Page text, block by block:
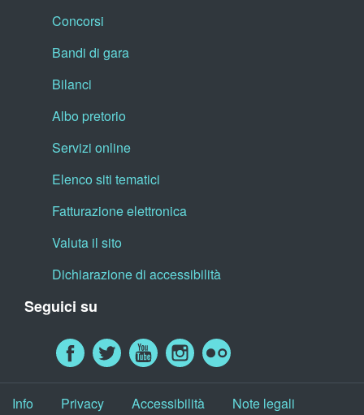
Concorsi
Bandi di gara
Bilanci
Albo pretorio
Servizi online
Elenco siti tematici
Fatturazione elettronica
Valuta il sito
Dichiarazione di accessibilità
Seguici su
Info Privacy Accessibilità Note legali